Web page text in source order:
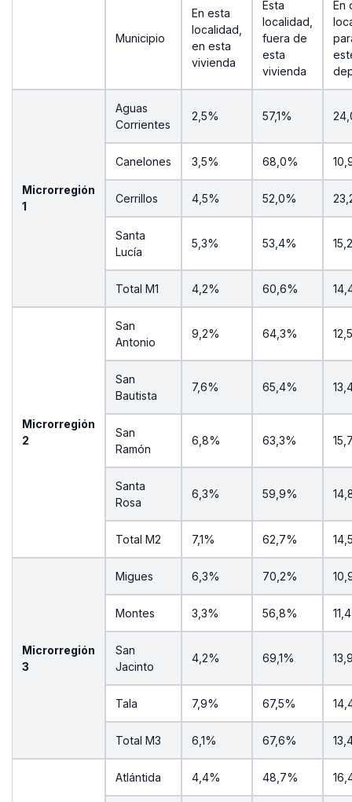
Municipio
En esta
localidad,
en esta
vivienda
Esta
localidad,
fuera de
esta
vivienda
En
Microrregión
1
Aguas
Corrientes
2,5% 57,1%
Canelones 3,5% 68,0%
Cerrillos 4,5% 52,0%
Santa
Lucía
5,3% 53,4%
Total M1 4,2% 60,6%
Microrregión
2
San
Antonio
9,2% 64,3%
San
Bautista
7,6% 65,4%
San
Ramón
6,8% 63,3%
Santa
Rosa
6,3% 59,9%
Total M2 7,1% 62,7%
Microrregión
3
Migues 6,3% 70,2%
Montes 3,3% 56,8%
San
Jacinto
4,2% 69,1%
Tala 7,9% 67,5%
Total M3 6,1% 67,6%
Atlántida 4,4% 48,7%